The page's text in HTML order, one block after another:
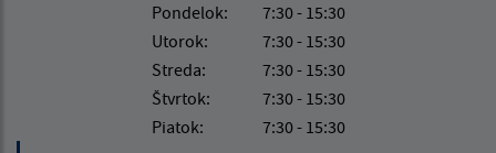
Pondelok:
7:30 - 15:30
Utorok:
7:30 - 15:30
Streda:
7:30 - 15:30
Štvrtok:
7:30 - 15:30
Piatok:
7:30 - 15:30